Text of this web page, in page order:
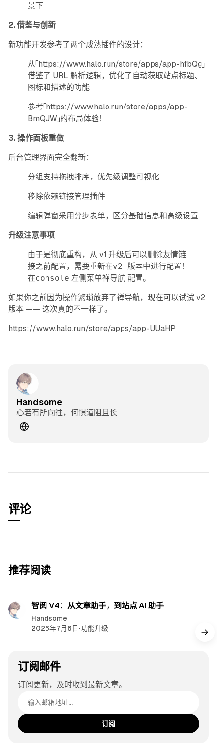
景下
2. 借鉴与创新
新功能开发参考了两个成熟插件的设计：
从「https://www.halo.run/store/apps/app-hfbQg 」
借鉴了 URL 解析逻辑，优化了自动获取站点标题、
图标和描述的功能
参考「https://www.halo.run/store/apps/app-
BmQJW 」的布局体验！
3. 操作面板重做
后台管理界面完全翻新：
分组支持拖拽排序，优先级调整可视化
移除依赖链接管理插件
编辑弹窗采用分步表单，区分基础信息和高级设置
升级注意事项
由于是彻底重构，从 v1 升级后可以删除友情链
接之前配置，需要重新在v2 版本中进行配置！
在console 左侧菜单禅导航配置。
如果你之前因为操作繁琐放弃了禅导航，现在可以试试 v2
版本 —— 这次真的不一样了。
https://www.halo.run/store/apps/app-UUaHP
Handsome
心若有所向往，何惧道阻且长
个人网站
评论
推荐阅读
智阅 V4：从文章助手，到站点 AI 助手
Handsome
2026年7月6日 •功能升级
订阅邮件
订阅更新，及时收到最新文章。
订阅